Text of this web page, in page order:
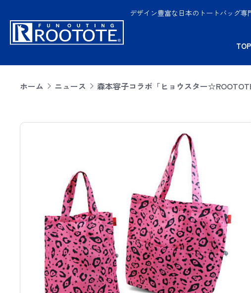
デザイン豊富な日本のトートバッグ
TOP
ホーム ニュース 森本容子コラボ「ヒョウスター